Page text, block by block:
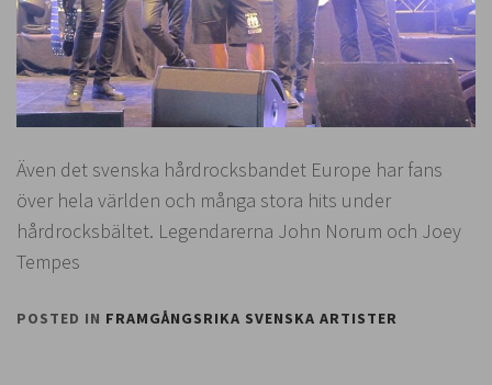
Även det svenska hårdrocksbandet Europe har fans
över hela världen och många stora hits under
hårdrocksbältet. Legendarerna John Norum och Joey
Tempes
POSTED IN FRAMGÅNGSRIKA SVENSKA ARTISTER